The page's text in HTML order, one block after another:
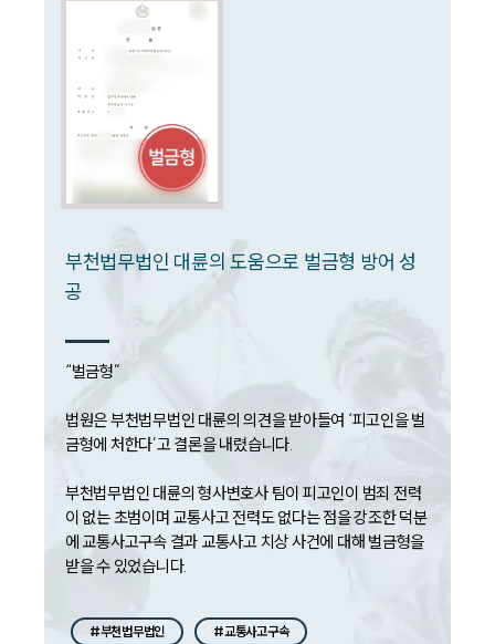
음주교통사고대응부 업무
음주운전·교통사고전문변호사추천
언론보도
세미나
대륜법률상담예약
대륜법률상담예약
부천법무법인 대륜의 도움으로 벌금형 방어 성
공
“벌금형”
법원은 부천법무법인 대륜의 의견을 받아들여 ‘피고인을 벌
금형에 처한다’고 결론을 내렸습니다.
부천법무법인 대륜의 형사변호사 팀이 피고인이 범죄 전력
이 없는 초범이며 교통사고 전력도 없다는 점을 강조한 덕분
에 교통사고구속 결과 교통사고 치상 사건에 대해 벌금형을
#부천법무법인 #교통사고구속